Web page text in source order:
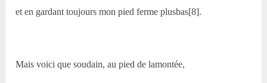
et en gardant toujours mon pied ferme plusbas[8].
Mais voici que soudain, au pied de lamontée,